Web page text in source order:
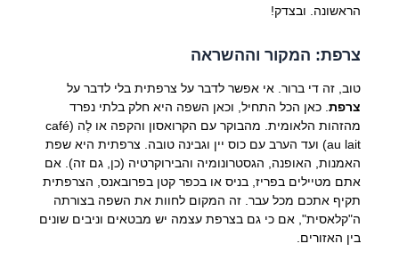
הראשונה. ובצדק!
צרפת: המקור וההשראה
טוב, זה די ברור. אי אפשר לדבר על צרפתית בלי לדבר על
צרפת. כאן הכל התחיל, וכאן השפה היא חלק בלתי נפרד
מהזהות הלאומית. מהבוקר עם הקרואסון והקפה או לֶה (café
au lait) ועד הערב עם כוס יין וגבינה טובה. צרפתית היא שפת
האמנות, האופנה, הגסטרונומיה והבירוקרטיה (כן, גם זה). אם
אתם מטיילים בפריז, בניס או בכפר קטן בפרובאנס, הצרפתית
תקיף אתכם מכל עבר. זה המקום לחוות את השפה בצורתה
ה"קלאסית", אם כי גם בצרפת עצמה יש מבטאים וניבים שונים
בין האזורים.